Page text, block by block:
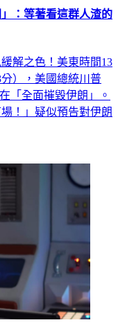
：等著看這群人渣的
解之色！美東時間13
），美國總統川普
「全面摧毀伊朗」。
！」疑似預告對伊朗